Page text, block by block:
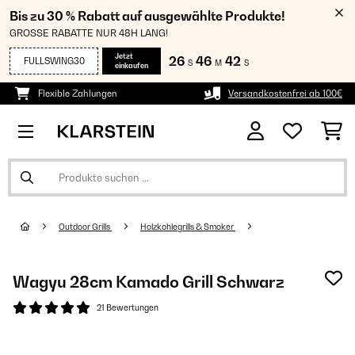
Bis zu 30 % Rabatt auf ausgewählte Produkte!
GROSSE RABATTE NUR 48H LANG!
FULLSWING30
Jetzt
einkaufen
26 S 46 M 41 S
Flexible Zahlungen Versandkostenfrei ab 100€
Outdoor Grills Holzkohlegrills & Smoker
Wagyu 28cm Kamado Grill​ Schwarz
21 Bewertungen